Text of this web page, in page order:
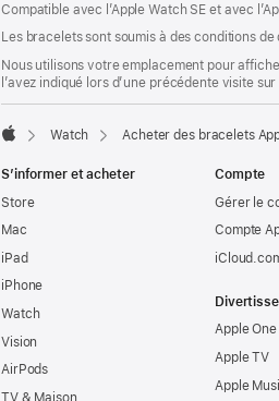
fenêtre)
Compatible avec l’Apple Watch SE et avec
Les bracelets sont soumis à des conditions
Nous utilisons votre emplacement pour
l’avez indiqué lors d’une précédente visite
Watch Acheter des bracelets
S’informer et acheter
Store
Mac
iPad
iPhone
Watch
Vision
AirPods
TV & Maison
Compte
Gérer le
Compte
Apple One
Apple TV
Apple